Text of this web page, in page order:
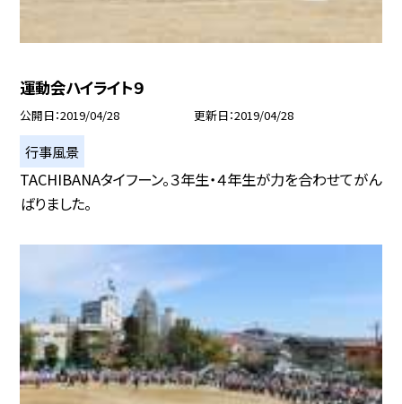
運動会ハイライト９
公開日 2019/04/28 更新日 2019/04/28
行事風景
TACHIBANAタイフーン。３年生・４年生が力を合わせてがん
ばりました。